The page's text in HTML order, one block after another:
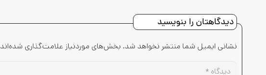
دیدگاهتان را بنویسید
نشانی ایمیل شما منتشر نخواهد شد. بخش‌های موردنیاز علامت‌گذاری شده‌اند